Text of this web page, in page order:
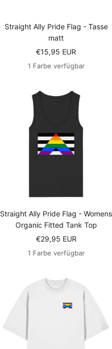
Straight Ally Pride Flag - Tasse
matt
Angebotspreis
€15,95 EUR
1 Farbe verfügbar
Straight Ally Pride Flag - Womens
Organic Fitted Tank Top
Angebotspreis
€29,95 EUR
1 Farbe verfügbar